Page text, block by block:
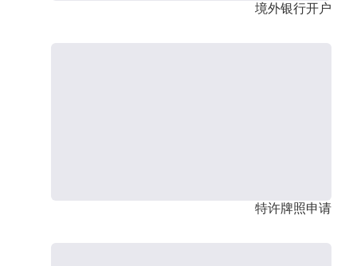
境外银行开户
特许牌照申请